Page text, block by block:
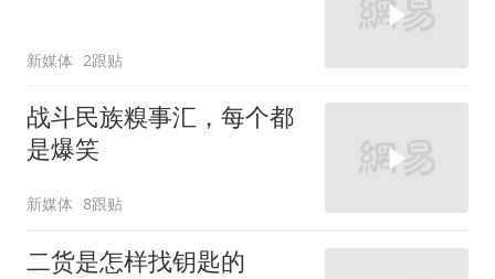
新媒体 2跟贴
战斗民族糗事汇，每个都
是爆笑
新媒体 8跟贴
二货是怎样找钥匙的